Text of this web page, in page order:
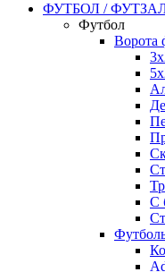
ФУТБОЛ /
Футбол
Ворота
С